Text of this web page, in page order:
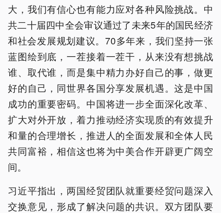
大，我们有信心也有能力应对各种风险挑战。中
共二十届四中全会审议通过了未来5年的国民经济
和社会发展规划建议。70多年来，我们坚持一张
蓝图绘到底，一茬接着一茬干，从来没有想挑战
谁、取代谁，而是集中精力办好自己的事，做更
好的自己，同世界各国分享发展机遇。这是中国
成功的重要密码。中国将进一步全面深化改革、
扩大对外开放，着力推动经济实现质的有效提升
和量的合理增长，推进人的全面发展和全体人民
共同富裕，相信这也将为中美合作开辟更广阔空
间。
习近平指出，两国经贸团队就重要经贸问题深入
交换意见，形成了解决问题的共识。双方团队要